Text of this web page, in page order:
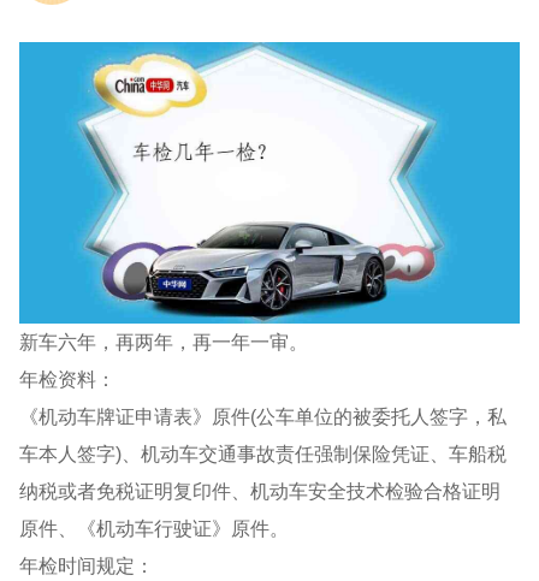
新车六年，再两年，再一年一审。
年检资料：
《机动车牌证申请表》原件(公车单位的被委托人签字，私
车本人签字)、机动车交通事故责任强制保险凭证、车船税
纳税或者免税证明复印件、机动车安全技术检验合格证明
原件、《机动车行驶证》原件。
年检时间规定：